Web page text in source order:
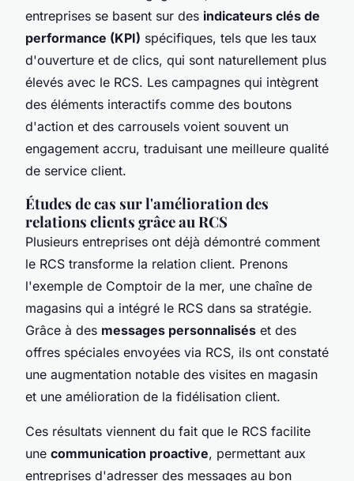
entreprises se basent sur des indicateurs clés de
performance (KPI) spécifiques, tels que les taux
d'ouverture et de clics, qui sont naturellement plus
élevés avec le RCS. Les campagnes qui intègrent
des éléments interactifs comme des boutons
d'action et des carrousels voient souvent un
engagement accru, traduisant une meilleure qualité
de service client.
Études de cas sur l'amélioration des
relations clients grâce au RCS
Plusieurs entreprises ont déjà démontré comment
le RCS transforme la relation client. Prenons
l'exemple de Comptoir de la mer, une chaîne de
magasins qui a intégré le RCS dans sa stratégie.
Grâce à des messages personnalisés et des
offres spéciales envoyées via RCS, ils ont constaté
une augmentation notable des visites en magasin
et une amélioration de la fidélisation client.
Ces résultats viennent du fait que le RCS facilite
une communication proactive, permettant aux
entreprises d'adresser des messages au bon